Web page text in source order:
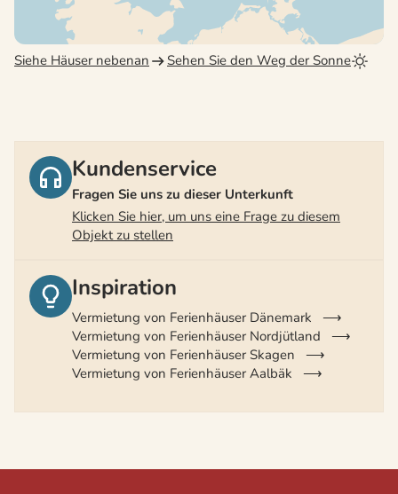
Siehe Häuser nebenan Sehen Sie den Weg der Sonne
Kundenservice
Fragen Sie uns zu dieser Unterkunft
Klicken Sie hier, um uns eine Frage zu diesem
Objekt zu stellen
Inspiration
Vermietung von Ferienhäuser Dänemark
Vermietung von Ferienhäuser Nordjütland
Vermietung von Ferienhäuser Skagen
Vermietung von Ferienhäuser Aalbäk